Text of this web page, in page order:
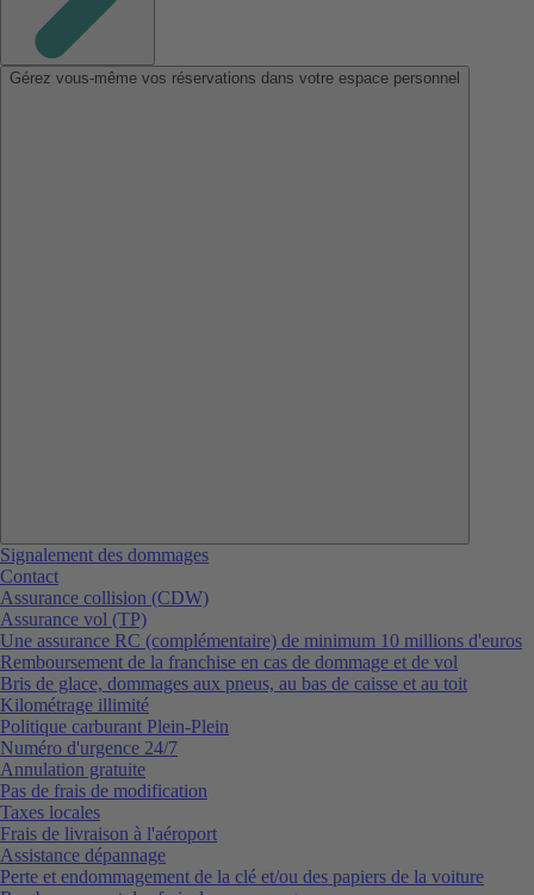
Gérez vous-même vos réservations dans votre espace personnel
Signalement des dommages
Contact
Assurance collision (CDW)
Assurance vol (TP)
Une assurance RC (complémentaire) de minimum 10 millions d'euros
Remboursement de la franchise en cas de dommage et de vol
Bris de glace, dommages aux pneus, au bas de caisse et au toit
Kilométrage illimité
Politique carburant Plein-Plein
Numéro d'urgence 24/7
Annulation gratuite
Pas de frais de modification
Taxes locales
Frais de livraison à l'aéroport
Assistance dépannage
Perte et endommagement de la clé et/ou des papiers de la voiture